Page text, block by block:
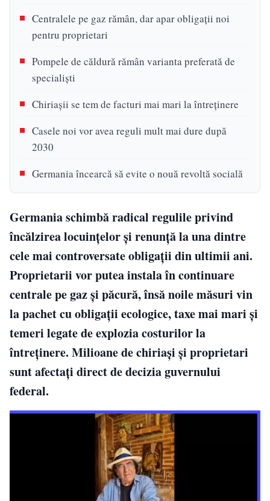
Centralele pe gaz rămân, dar apar obligații noi
pentru proprietari
Pompele de căldură rămân varianta preferată de
specialiști
Chiriașii se tem de facturi mai mari la întreținere
Casele noi vor avea reguli mult mai dure după
2030
Germania încearcă să evite o nouă revoltă socială
Germania schimbă radical regulile privind
încălzirea locuințelor și renunță la una dintre
cele mai controversate obligații din ultimii ani.
Proprietarii vor putea instala în continuare
centrale pe gaz și păcură, însă noile măsuri vin
la pachet cu obligații ecologice, taxe mai mari și
temeri legate de explozia costurilor la
întreținere. Milioane de chiriași și proprietari
sunt afectați direct de decizia guvernului
federal.